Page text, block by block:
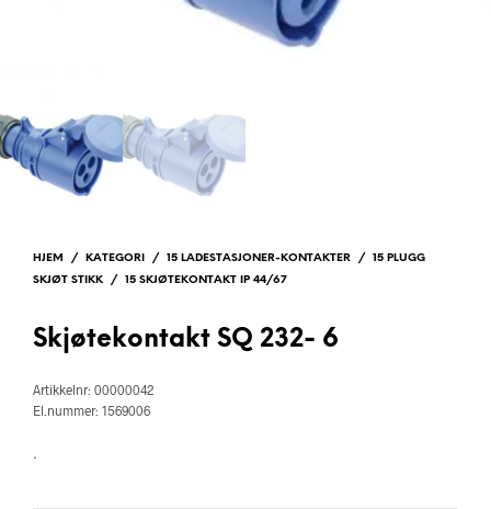
HJEM / KATEGORI / 15 LADESTASJONER-KONTAKTER /
15 PLUGG
SKJØT STIKK
/ 15 SKJØTEKONTAKT IP 44/67
Skjøtekontakt SQ 232- 6
Artikkelnr: 00000042
El.nummer: 1569006
.